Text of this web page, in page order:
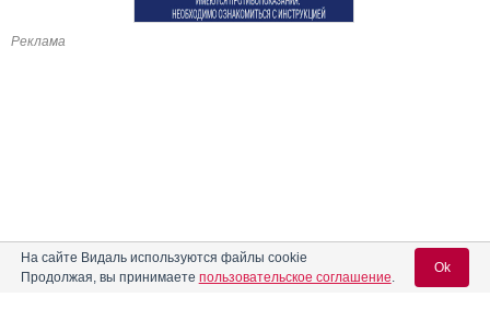
Реклама
На сайте Видаль используются файлы cookie
Продолжая, вы принимаете пользовательское соглашение.
Ok